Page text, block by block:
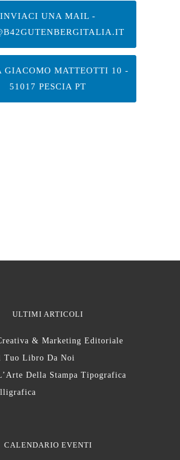
INVIACI UNA MAIL -
GIACOMO MATTEOTTI 10 -
51017 PESCIA PT
ULTIMI ARTICOLI
& Marketing Editoriale
Tuo Libro Da Noi
Della Stampa Tipografica
CALENDARIO EVENTI